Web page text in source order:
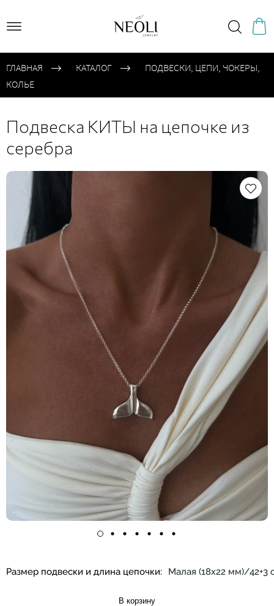
ГЛАВНАЯ КАТАЛОГ
ПОДВЕСКИ, ЦЕПИ, ЧОКЕРЫ,
КОЛЬЕ
Подвеска КИТЫ на цепочке из
серебра
Размер подвески и длина цепочки: Малая (18х22 мм)/42+3
В корзину